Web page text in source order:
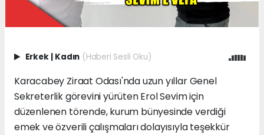
Erkek | Kadın (Haberi Sesli Oku)
Karacabey Ziraat Odası'nda uzun yıllar Genel
Sekreterlik görevini yürüten Erol Sevim için
düzenlenen törende, kurum bünyesinde verdiği
emek ve özverili çalışmaları dolayısıyla teşekkür